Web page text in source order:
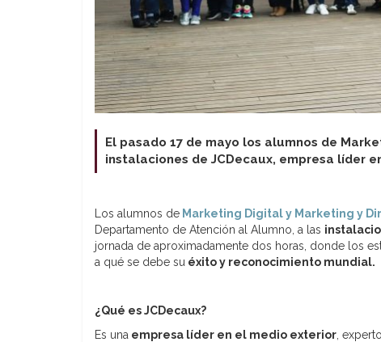
El pasado 17 de mayo los alumnos de
instalaciones de JCDecaux, empresa líder
Los alumnos de Marketing Digital y Marketing y
Departamento de Atención al Alumno, a las
jornada de aproximadamente dos horas, donde los
a qué se debe su éxito y reconocimiento mundial.
¿Qué es JCDecaux?
Es una empresa líder en el medio exterior ,